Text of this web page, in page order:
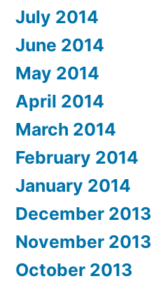
July 2014
June 2014
May 2014
April 2014
March 2014
February 2014
January 2014
December 2013
November 2013
October 2013